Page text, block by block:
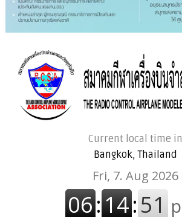
Current local time in
Bangkok, Thailand